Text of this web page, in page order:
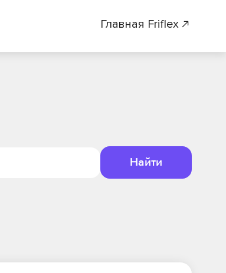
Главная Friflex
Найти